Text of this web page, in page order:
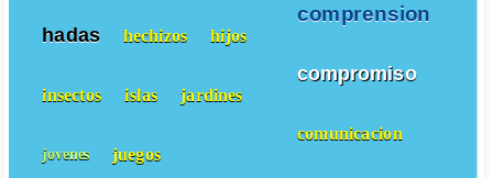
comprension
compromiso
comunicacion
hadas hechizos hijos
insectos islas jardines
jovenes juegos